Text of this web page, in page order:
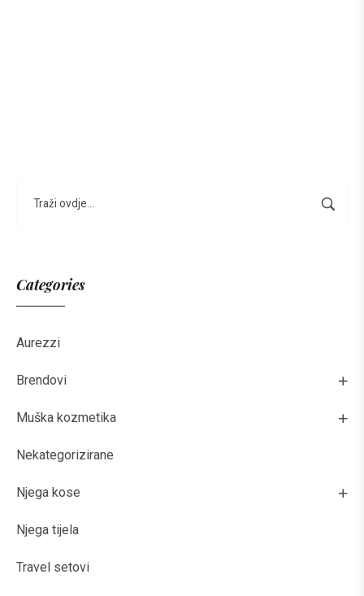
Categories
Aurezzi
Brendovi
Muška kozmetika
Nekategorizirane
Njega kose
Njega tijela
Travel setovi